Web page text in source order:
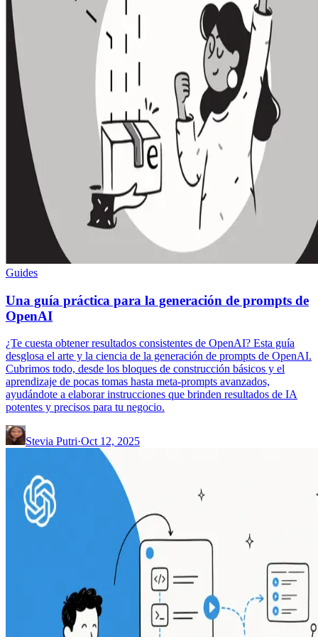
Guides
Una guía práctica para la generación de prompts de
OpenAI
¿Te cuesta obtener resultados consistentes de OpenAI? Esta guía
desglosa el arte y la ciencia de la generación de prompts de OpenAI.
Cubrimos todo, desde los bloques de construcción básicos y el
aprendizaje de pocas tomas hasta meta-prompts avanzados,
ayudándote a elaborar instrucciones que brinden resultados de IA
potentes y precisos para tu negocio.
Stevia Putri·Oct 12, 2025